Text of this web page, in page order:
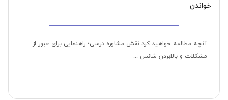
خواندن
آنچه مطالعه خواهید کرد نقش مشاوره درسی؛ راهنمایی برای عبور از
مشکلات و بالابردن شانس ...